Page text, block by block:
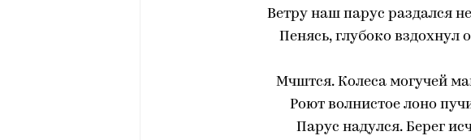
Ветру наш парус раздался
Пенясь, глубоко вздохнул
Мчштся. Колеса могучей
Роют волнистое лоно
Парус надулся. Берег